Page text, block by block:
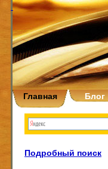
Главная Блог
Подробный поиск